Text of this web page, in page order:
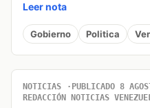
Leer nota
Gobierno Politica
NOTICIAS PUBLICADO 8
REDACCIÓN NOTICIAS